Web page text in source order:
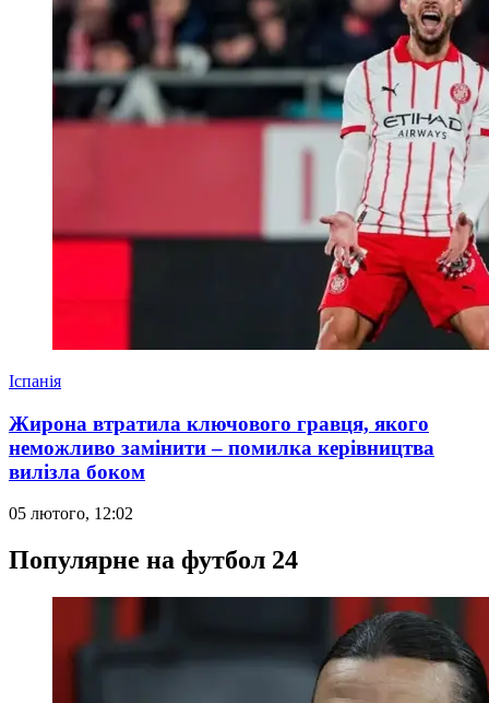
Іспанія
Жирона втратила ключового гравця, якого
неможливо замінити – помилка керівництва
вилізла боком
05 лютого, 12:02
Популярне на футбол 24